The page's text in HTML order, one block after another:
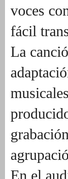
voces
fácil
La
En el